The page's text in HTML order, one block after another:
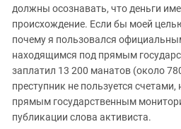
должны осознавать, что деньги
происхождение. Если бы моей
почему я пользовался
находящимся под прямым
заплатил 13 200 манатов (около
преступник не пользуется
прямым государственным
публикации слова активиста.